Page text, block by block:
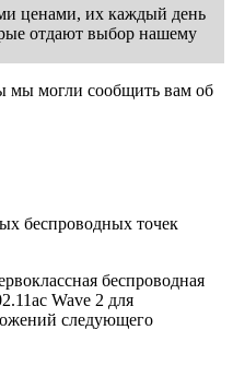
ценами, их каждый день
отдают выбор нашему
мы могли сообщить вам об
беспроводных точек
беспроводная
Wave 2 для
следующего